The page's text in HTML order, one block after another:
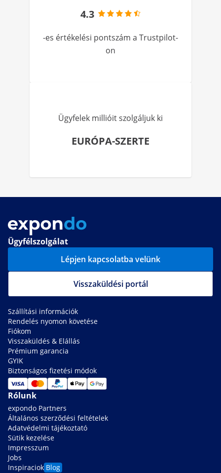
4.3
-es értékelési pontszám a Trustpilot-
on
Ügyfelek millióit szolgáljuk ki
EURÓPA-SZERTE
Ügyfélszolgálat
Lépjen kapcsolatba velünk
Visszaküldési portál
Szállítási információk
Rendelés nyomon követése
Fiókom
Visszaküldés & Elállás
Prémium garancia
GYIK
Biztonságos fizetési módok
Rólunk
expondo Partners
Általános szerződési feltételek
Adatvédelmi tájékoztató
Sütik kezelése
Impresszum
Jobs
Inspiraciok Blog